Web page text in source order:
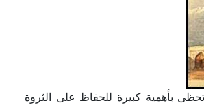
تحظى بأهمية كبيرة للحفاظ على الثروة